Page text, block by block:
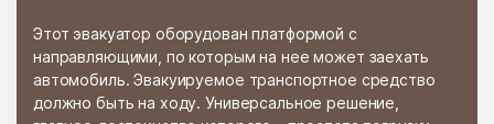
Этот эвакуатор оборудован платформой с
направляющими, по которым на нее может заехать
автомобиль. Эвакуируемое транспортное средство
должно быть на ходу. Универсальное решение,
Шабурново Шарапово
Шатура Шатурторф